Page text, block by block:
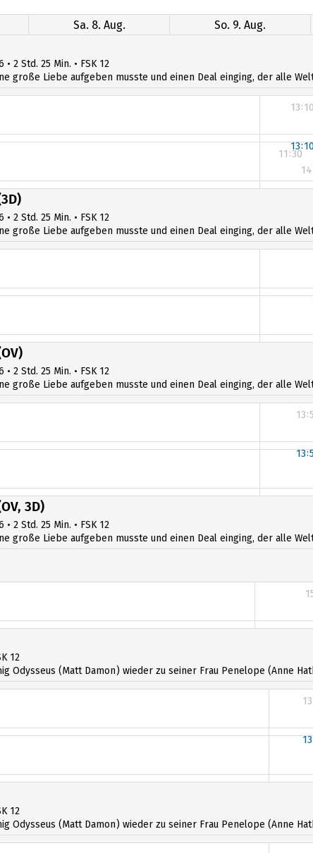
Sa. 8. Aug. So. 9. Aug.
• 2 Std. 25 Min. • FSK 12
große Liebe aufgeben musste und einen Deal einging, der alle
13:10
11:30
11:30
• 2 Std. 25 Min. • FSK 12
große Liebe aufgeben musste und einen Deal einging, der alle
• 2 Std. 25 Min. • FSK 12
große Liebe aufgeben musste und einen Deal einging, der alle
3D)
• 2 Std. 25 Min. • FSK 12
große Liebe aufgeben musste und einen Deal einging, der alle
12
Odysseus (Matt Damon) wieder zu seiner Frau Penelope (Anne
12
Odysseus (Matt Damon) wieder zu seiner Frau Penelope (Anne